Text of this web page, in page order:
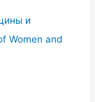
и
Women and